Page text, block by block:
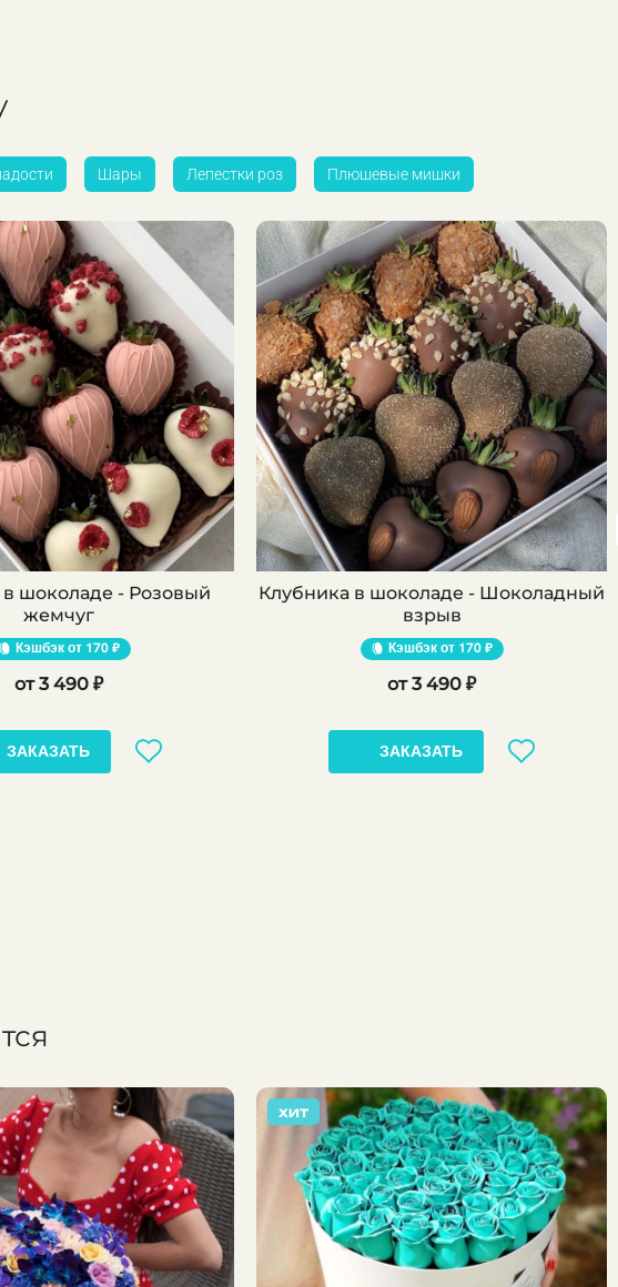
Шары Лепестки роз Плюшевые мишки
шоколаде - Розовый
жемчуг
Кэшбэк 170 ₽
3 490 ₽
ЗАКАЗАТЬ
Клубника в шоколаде - Шоколадный
взрыв
Кэшбэк 170 ₽
3 490 ₽
ЗАКАЗАТЬ
ХИТ